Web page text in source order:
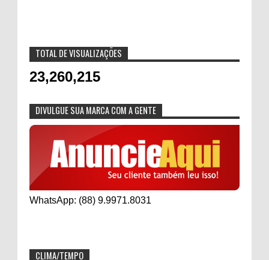
TOTAL DE VISUALIZAÇÕES
23,260,215
DIVULGUE SUA MARCA COM A GENTE
WhatsApp: (88) 9.9971.8031
CLIMA/TEMPO